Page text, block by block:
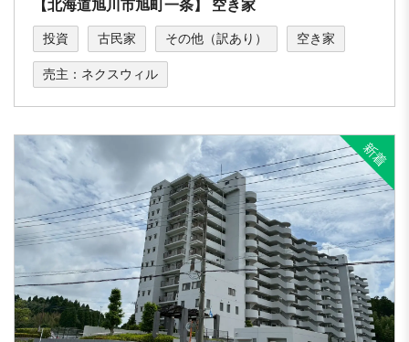
【北海道旭川市旭町⼀条】 空き家
投資 古民家 その他（訳あり） 空き家
売主：ネクスウィル